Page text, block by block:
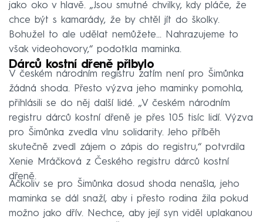
jako oko v hlavě. „Jsou smutné chvilky, kdy pláče, že
chce být s kamarády, že by chtěl jít do školky.
Bohužel to ale udělat nemůžete... Nahrazujeme to
však videohovory,“ podotkla maminka.
Dárců kostní dřeně přibylo
V českém národním registru zatím není pro Šimůnka
žádná shoda. Přesto výzva jeho maminky pomohla,
přihlásili se do něj další lidé. „V českém národním
registru dárců kostní dřeně je přes 105 tisíc lidí. Výzva
pro Šimůnka zvedla vlnu solidarity. Jeho příběh
skutečně zvedl zájem o zápis do registru,“ potvrdila
Xenie Mráčková z Českého registru dárců kostní
dřeně.
Ačkoliv se pro Šimůnka dosud shoda nenašla, jeho
maminka se dál snaží, aby i přesto rodina žila pokud
možno jako dřív. Nechce, aby její syn viděl uplakanou